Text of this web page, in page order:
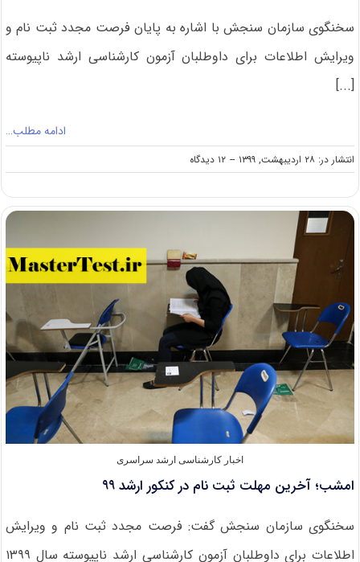
سخنگوی سازمان سنجش با اشاره به پایان فرصت مجدد ثبت نام و
ویرایش اطلاعات برای داوطلبان آزمون‌ کارشناسی ارشد ناپیوسته
[...]
ادامه مطلب…
انتشار در: ۲۸ اردیبهشت, ۱۳۹۹ -- ۱۲ دیدگاه
on
ثبت
۶۹۱
در
کنکور
ارشد
۹۹
اخبار کارشناسی ارشد سراسری
امشب؛ آخرین مهلت ثبت نام در کنکور ارشد ۹۹
سخنگوی سازمان سنجش گفت: فرصت مجدد ثبت نام و ویرایش
اطلاعات برای داوطلبان آزمون‌ کارشناسی ارشد ناپیوسته سال ۱۳۹۹